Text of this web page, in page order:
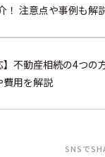
！ 注意点や事例も解
】不動産相続の4つの
費用を解説
SNSで